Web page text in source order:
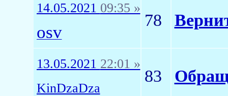
14.05.2021 09:35 »
osv
78
13.05.2021 22:01 »
KinDzaDza
83